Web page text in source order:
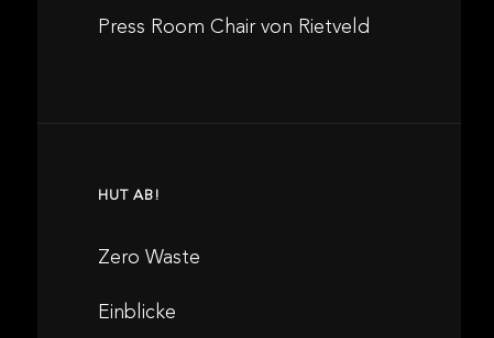
Press Room Chair von Rietveld
HUT AB!
Zero Waste
Einblicke